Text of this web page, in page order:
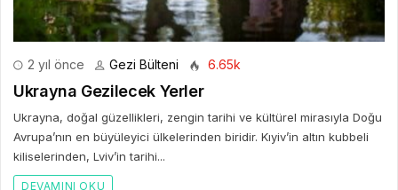
2 yıl önce Gezi Bülteni 6.65k
Ukrayna Gezilecek Yerler
Ukrayna, doğal güzellikleri, zengin tarihi ve kültürel mirasıyla Doğu
Avrupa’nın en büyüleyici ülkelerinden biridir. Kıyiv’in altın kubbeli
kiliselerinden, Lviv’in tarihi...
DEVAMINI OKU